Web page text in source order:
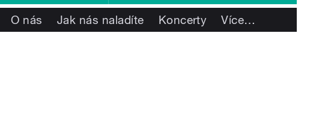
O nás Jak nás naladíte Koncerty Více…